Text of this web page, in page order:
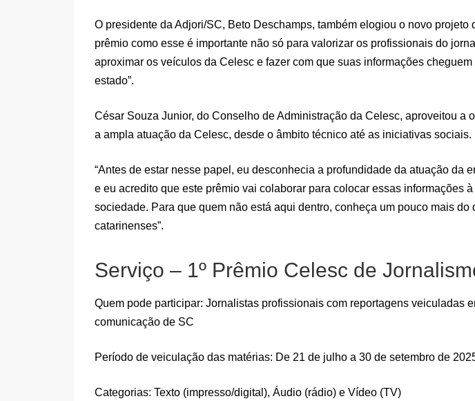
O presidente da Adjori/SC, Beto Deschamps, também elogiou o novo projeto
prêmio como esse é importante não só para valorizar os profissionais do
aproximar os veículos da Celesc e fazer com que suas informações
estado”.
César Souza Junior, do Conselho de Administração da Celesc, aproveitou a
a ampla atuação da Celesc, desde o âmbito técnico até as iniciativas sociais.
“Antes de estar nesse papel, eu desconhecia a profundidade da atuação da
e eu acredito que este prêmio vai colaborar para colocar essas informações
sociedade. Para que quem não está aqui dentro, conheça um pouco mais do
catarinenses”.
Serviço – 1º Prêmio Celesc de
Quem pode participar: Jornalistas profissionais com reportagens veiculadas
comunicação de SC
Período de veiculação das matérias: De 21 de julho a 30 de setembro de
Categorias: Texto (impresso/digital), Áudio (rádio) e Vídeo (TV)